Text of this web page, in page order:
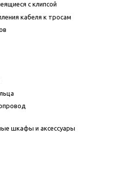
с клипсой
кабеля к тросам
шкафы и аксессуары